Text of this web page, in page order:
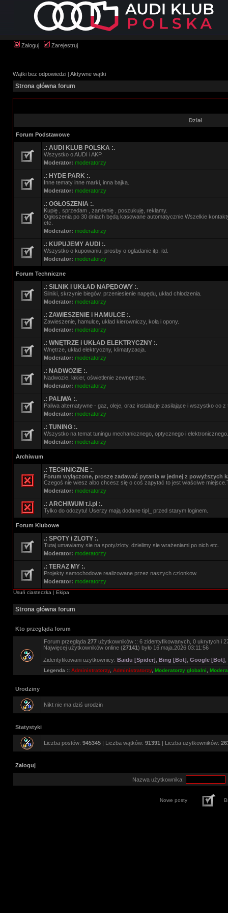
Zaloguj Zarejestruj
Wątki bez odpowiedzi | Aktywne wątki
Strona główna forum
Dział
Forum Podstawowe
.: AUDI KLUB POLSKA :.
Wszystko o AUDI i AKP.
Moderator: moderatorzy
.: HYDE PARK :.
Inne tematy inne marki, inna bajka.
Moderator: moderatorzy
.: OGŁOSZENIA :.
Kupię , sprzedam , zamienię , poszukuję, reklamy.
Ogłoszenia po 30 dniach będą kasowane automatycznie.Wszelkie
etc.
Moderator: moderatorzy
.: KUPUJEMY AUDI :.
Wszystko o kupowaniu, prosby o ogladanie itp. itd.
Moderator: moderatorzy
Forum Techniczne
.: SILNIK I UKŁAD NAPĘDOWY :.
Silniki, skrzynie biegów, przeniesienie napędu, układ chłodzenia.
Moderator: moderatorzy
.: ZAWIESZENIE i HAMULCE :.
Zawieszenie, hamulce, układ kierowniczy, koła i opony.
Moderator: moderatorzy
.: WNĘTRZE i UKŁAD ELEKTRYCZNY :.
Wnętrze, układ elektryczny, klimatyzacja.
Moderator: moderatorzy
.: NADWOZIE :.
Nadwozie, lakier, oświetlenie zewnętrzne.
Moderator: moderatorzy
.: PALIWA :.
Paliwa alternatywne - gaz, oleje, oraz instalacje zasilające i wszystko co z
Moderator: moderatorzy
.: TUNING :.
Wszystko na temat tuningu mechanicznego, optycznego i elektronicznego.
Moderator: moderatorzy
Archiwum
.: TECHNICZNE :.
Forum wyłączone, proszę zadawać pytania w jednej z powyższych
Czegoś nie wiesz albo chcesz się o coś zapytać to jest właściwe
Moderator: moderatorzy
.: ARCHIWUM t.i.pl :.
Tylko do odczytu! Userzy mają dodane tipl_ przed starym loginem.
Forum Klubowe
.: SPOTY i ZLOTY :.
Tutaj umawiamy sie na spoty/zloty, dzielimy sie wrażeniami po nich etc.
Moderator: moderatorzy
.: TERAZ MY :.
Projekty samochodowe realizowane przez naszych czlonkow.
Moderator: moderatorzy
Usuń ciasteczka | Ekipa
Strona główna forum
Kto przegląda forum
Forum przegląda 277 użytkowników :: 6 zidentyfikowanych, 0 ukrytych i
Najwięcej użytkowników online (27141) było 16.maja.2026 03:11:56
Zidentyfikowani użytkownicy: Baidu [Spider] Bing [Bot] Google [Bot]
Legenda :: Administratorzy, Administratorzy, Moderatorzy globalni
Urodziny
Nikt nie ma dziś urodzin
Statystyki
Liczba postów: 945345 | Liczba wątków: 91391 | Liczba użytkowników:
Zaloguj
Nazwa użytkownika:
Nowe posty